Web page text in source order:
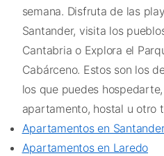
semana. Disfruta de las
Santander, visita los
Cantabria o Explora el
Cabárceno. Estos son los
los que puedes
apartamento, hostal u otro
Apartamentos en
Apartamentos en Laredo